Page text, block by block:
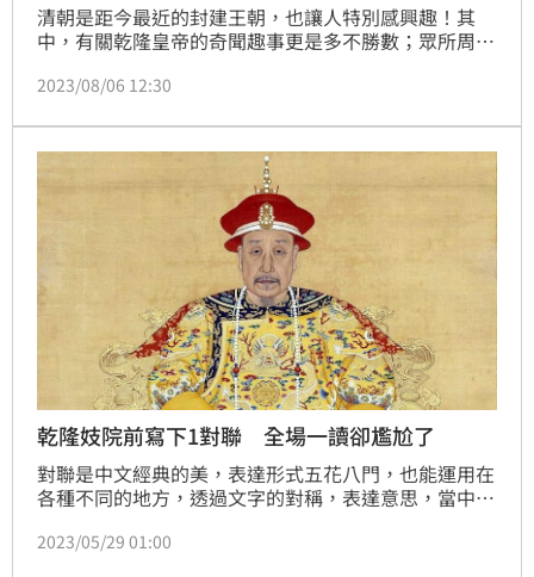
清朝是距今最近的封建王朝，也讓人特別感興趣！其
中，有關乾隆皇帝的奇聞趣事更是多不勝數；眾所周
十四年），乾隆在科舉考試大殿上，看到了一名相貌非
退考生；於是乾隆出了一句上聯：「獨眼不能登金
榜」，沒想到此人犀利地回對，令乾隆刮目相看，當即
就賜其探花。（記者唐家興）
2023/08/06 12:30
乾隆妓院前寫下1對聯 全場一讀卻尷尬了
對聯是中文經典的美，表達形式五花八門，也能運用在
各種不同的地方，透過文字的對稱，表達意思，當中就
字創作的君主，生涯寫詩萬首，更有許多關於對聯的奇
2023/05/29 01:00